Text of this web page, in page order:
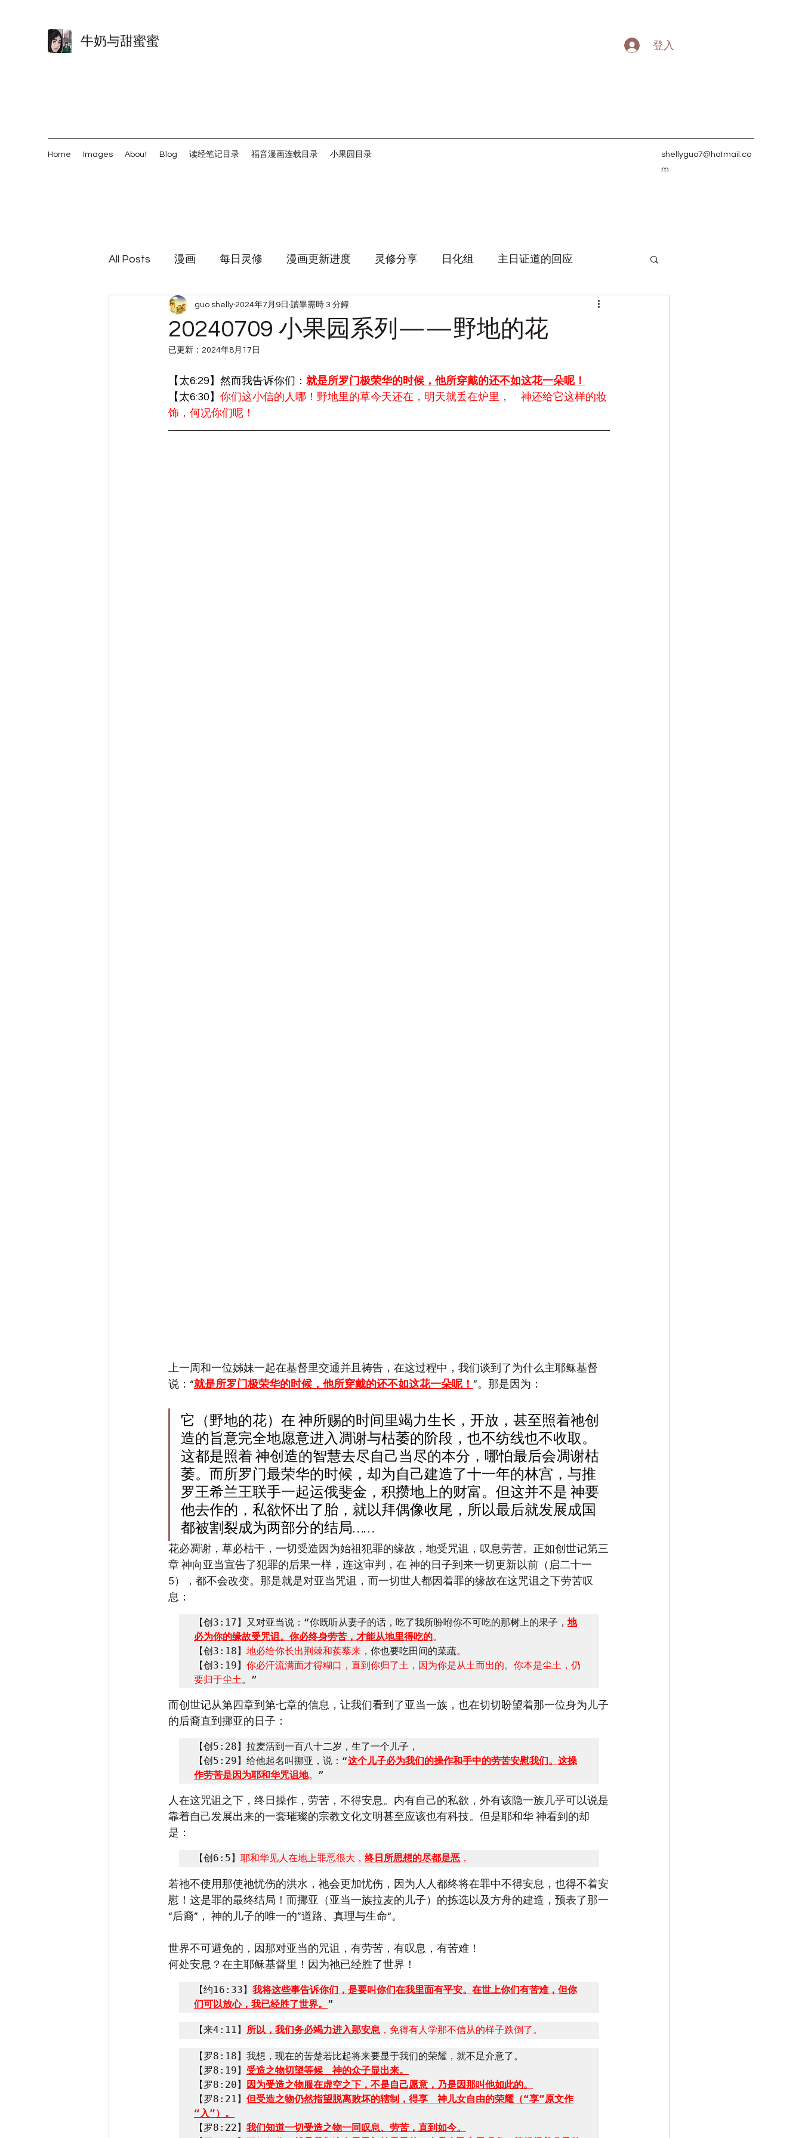
牛奶与甜蜜蜜 登入
Home Images About Blog 读经笔记目录 福音漫画连载目录 小果园目录
shellyguo7@hotmail.co
m
All Posts 漫画 每日灵修 漫画更新进度 灵修分享 日化组 主日证道的回应
周六查经小组笔记 带娃读经 宋典的日常
20240709 小果园系列——野地的花
guo shelly 2024年7月9日 讀畢需時 3 分鐘
已更新： 2024年8月17日
【太6:29】然而我告诉你们： 就是所罗门极荣华的时候，他所穿戴的还不如这花一朵呢！
【太6:30】 你们这小信的人哪！野地里的草今天还在，明天就丢在炉里，　神还给它这样的妆
饰，何况你们呢！
上一周和一位姊妹一起在基督里交通并且祷告，在这过程中，我们谈到了为什么主耶稣基督
说：“就是所罗门极荣华的时候，他所穿戴的还不如这花一朵呢！ ”。那是因为：
它（野地的花）在 神所赐的时间里竭力生长，开放，甚至照着祂创
造的旨意完全地愿意进入凋谢与枯萎的阶段，也不纺线也不收取。
这都是照着 神创造的智慧去尽自己当尽的本分，哪怕最后会凋谢枯
萎。而所罗门最荣华的时候，却为自己建造了十一年的林宫，与推
罗王希兰王联手一起运俄斐金，积攒地上的财富。但这并不是 神要
他去作的，私欲怀出了胎，就以拜偶像收尾，所以最后就发展成国
都被割裂成为两部分的结局……
花必凋谢，草必枯干，一切受造因为始祖犯罪的缘故，地受咒诅，叹息劳苦。正如创世记第三
章 神向亚当宣告了犯罪的后果一样，连这审判，在 神的日子到来一切更新以前（启二十一
5），都不会改变。那是就是对亚当咒诅，而一切世人都因着罪的缘故在这咒诅之下劳苦叹
息：
【创3:17】又对亚当说：“你既听从妻子的话，吃了我所吩咐你不可吃的那树上的果子， 地
必为你的缘故受咒诅。你必终身劳苦，才能从地里得吃的。
【创3:18】 地必给你长出荆棘和蒺藜来 ，你也要吃田间的菜蔬。
【创3:19】 你必汗流满面才得糊口，直到你归了土，因为你是从土而出的。你本是尘土，仍
要归于尘土。”
而创世记从第四章到第七章的信息，让我们看到了亚当一族，也在切切盼望着那一位身为儿子
的后裔直到挪亚的日子：
【创5:28】拉麦活到一百八十二岁，生了一个儿子，
【创5:29】给他起名叫挪亚，说：“这个儿子必为我们的操作和手中的劳苦安慰我们。这操
作劳苦是因为耶和华咒诅地。”
人在这咒诅之下，终日操作，劳苦，不得安息。内有自己的私欲，外有该隐一族几乎可以说是
靠着自己发展出来的一套璀璨的宗教文化文明甚至应该也有科技。但是耶和华 神看到的却
是：
【创6:5】 耶和华见人在地上罪恶很大， 终日所思想的尽都是恶 ，
若祂不使用那使祂忧伤的洪水，祂会更加忧伤，因为人人都终将在罪中不得安息，也得不着安
慰！这是罪的最终结局！而挪亚（亚当一族拉麦的儿子）的拣选以及方舟的建造，预表了那一
“后裔”， 神的儿子的唯一的”道路、真理与生命“。
世界不可避免的，因那对亚当的咒诅，有劳苦，有叹息，有苦难！
何处安息？在主耶稣基督里！因为祂已经胜了世界！
【约16:33】 我将这些事告诉你们，是要叫你们在我里面有平安。在世上你们有苦难，但你
们可以放心，我已经胜了世界。 ”
【来4:11】 所以，我们务必竭力进入那安息 ，免得有人学那不信从的样子跌倒了。
【罗8:18】我想，现在的苦楚若比起将来要显于我们的荣耀，就不足介意了。
【罗8:19】 受造之物切望等候　神的众子显出来。
【罗8:20】
因为受造之物服在虚空之下，不是自己愿意，乃是因那叫他如此的。
【罗8:21】 但受造之物仍然指望脱离败坏的辖制，得享　神儿女自由的荣耀（“享”原文作
“入”）。
【罗8:22】 我们知道一切受造之物一同叹息、劳苦，直到如今。